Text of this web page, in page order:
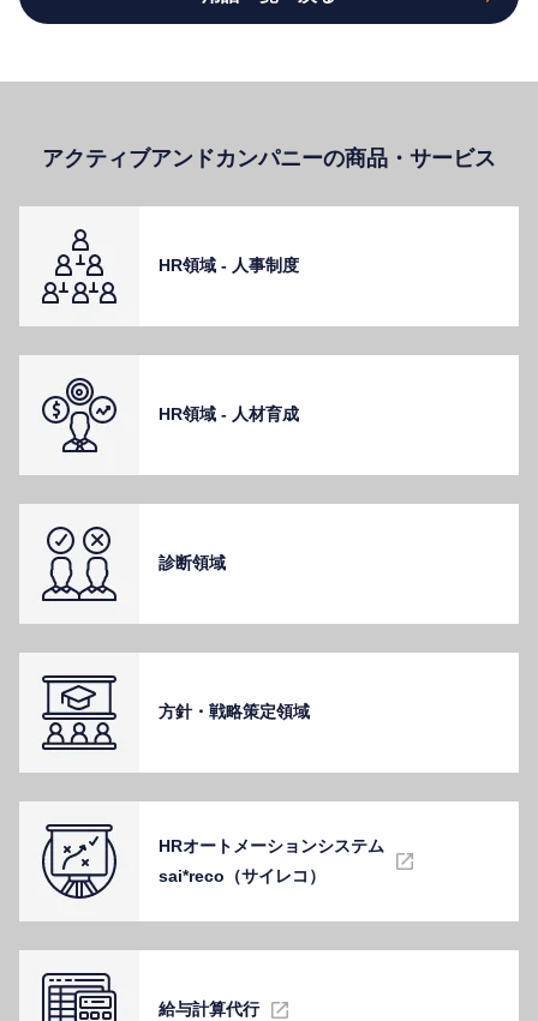
アクティブアンドカンパニーの商品・サービス
HR領域 - ⼈事制度
HR領域 - ⼈材育成
診断領域
⽅針・戦略策定領域
HRオートメーションシステム
sai*reco（サイレコ）
給与計算代⾏